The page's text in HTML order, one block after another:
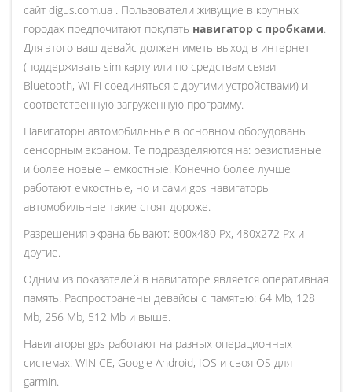
сайт digus.com.ua . Пользователи живущие в крупных
городах предпочитают покупать навигатор с пробками.
Для этого ваш девайс должен иметь выход в интернет
(поддерживать sim карту или по средствам связи
Bluetooth, Wi-Fi соединяться с другими устройствами) и
соответственную загруженную программу.
Навигаторы автомобильные в основном оборудованы
сенсорным экраном. Те подразделяются на: резистивные
и более новые – емкостные. Конечно более лучше
работают емкостные, но и сами gps навигаторы
автомобильные такие стоят дороже.
Разрешения экрана бывают: 800x480 Px, 480x272 Px и
другие.
Одним из показателей в навигаторе является оперативная
память. Распространены девайсы с памятью: 64 Mb, 128
Mb, 256 Mb, 512 Mb и выше.
Навигаторы gps работают на разных операционных
системах: WIN CE, Google Android, IOS и своя OS для
garmin.